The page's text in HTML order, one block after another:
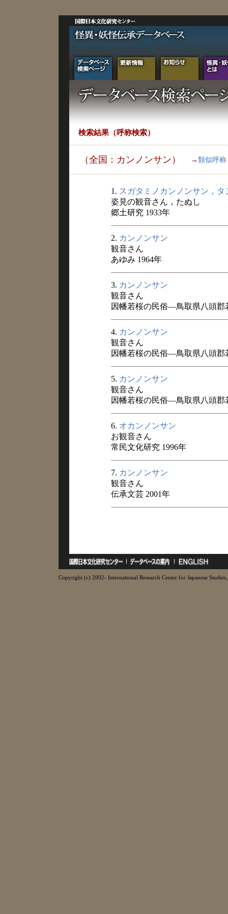
検索結果（呼称検索）
（全国：カンノンサン） → 類似呼称
1. スガタミノカンノンサン，タ
姿見の観音さん，たぬし
郷土研究 1933年
2. カンノンサン
観音さん
あゆみ 1964年
3. カンノンサン
観音さん
因幡若桜の民俗―鳥取県八頭
4. カンノンサン
観音さん
因幡若桜の民俗―鳥取県八頭
5. カンノンサン
観音さん
因幡若桜の民俗―鳥取県八頭
6. オカンノンサン
お観音さん
常民文化研究 1996年
7. カンノンサン
観音さん
伝承文芸 2001年
Copyright (c) 2002- International Research Center for Japanese